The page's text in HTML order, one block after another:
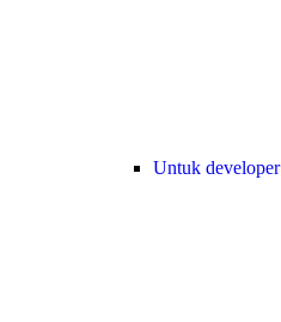
Untuk developer